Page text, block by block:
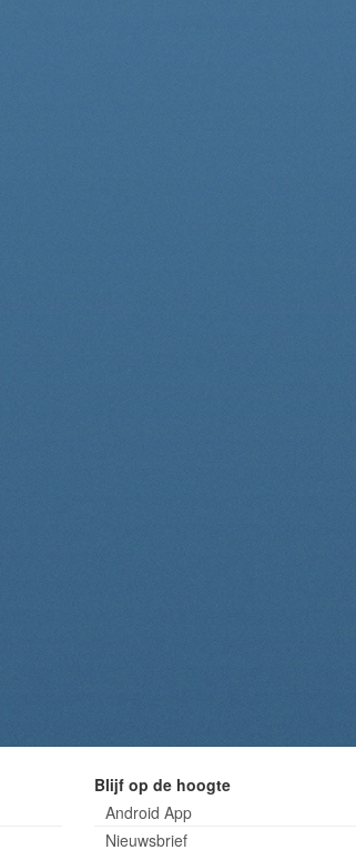
Blijf op de hoogte
Android App
Nieuwsbrief